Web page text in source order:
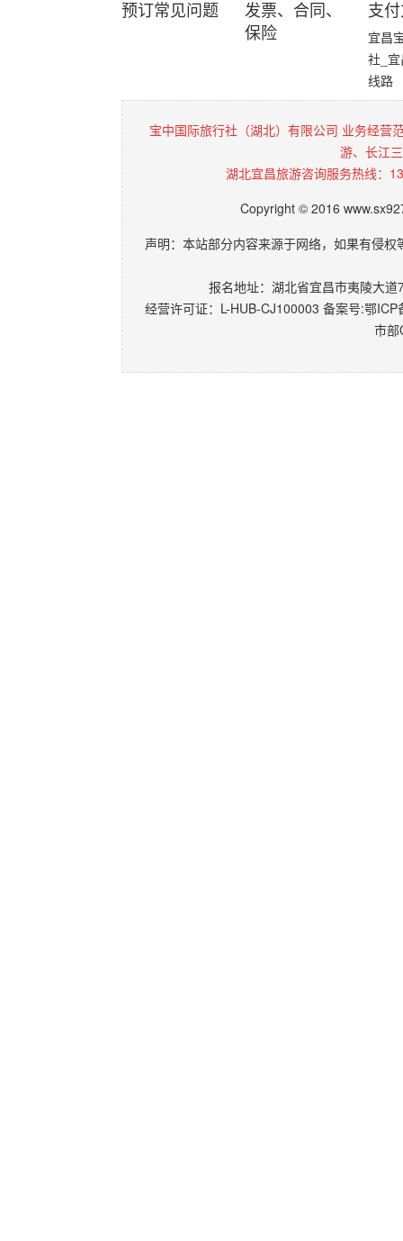
预订常见问题
发票、合同、
保险
支
宜昌
社_
线路
宝中国际旅行社（湖北）有限公司 业务经营
游、长江
湖北宜昌旅游咨询服务热线：
Copyright © 2016
声明：本站部分内容来源于网络，如果有侵
报名地址：湖北省宜昌市夷陵大
经营许可证：L-HUB-CJ100003 备案号:鄂ICP
市